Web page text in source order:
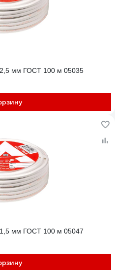
мм ГОСТ 100 м 05035
мм ГОСТ 100 м 05047